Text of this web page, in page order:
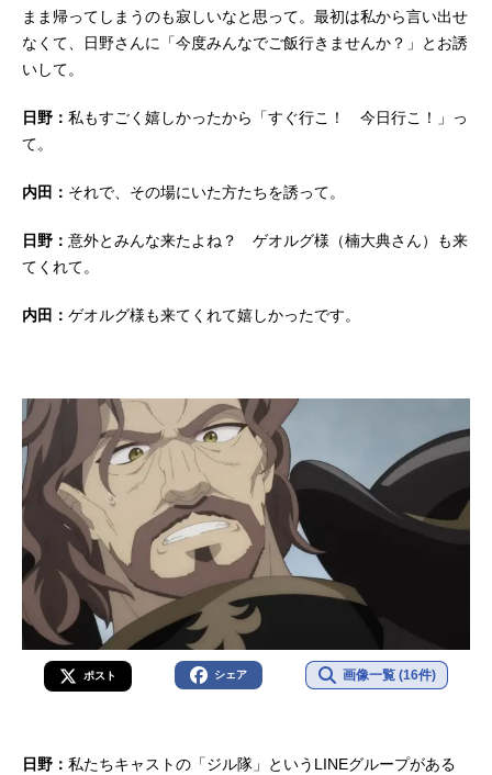
まま帰ってしまうのも寂しいなと思って。最初は私から言い出せ
なくて、日野さんに「今度みんなでご飯行きませんか？」とお誘
いして。
日野： 私もすごく嬉しかったから「すぐ行こ！ 今日行こ！」っ
て。
内田： それで、その場にいた方たちを誘って。
日野： 意外とみんな来たよね？ ゲオルグ様（楠大典さん）も来
てくれて。
内田： ゲオルグ様も来てくれて嬉しかったです。
ポスト シェア 画像一覧 (16件)
日野： 私たちキャストの「ジル隊」というLINEグループがある